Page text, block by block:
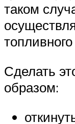
таком
Сделать
образом: